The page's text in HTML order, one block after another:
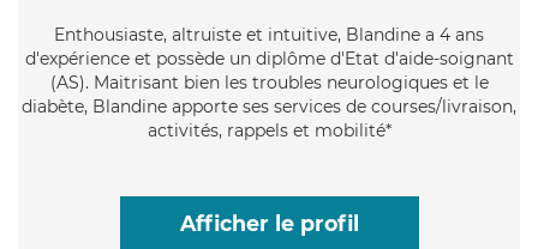
Enthousiaste, altruiste et intuitive, Blandine a 4 ans
d'expérience et possède un diplôme d'Etat d'aide-soignant
(AS). Maitrisant bien les troubles neurologiques et le
diabète, Blandine apporte ses services de courses/livraison,
activités, rappels et mobilité*
Afficher le profil